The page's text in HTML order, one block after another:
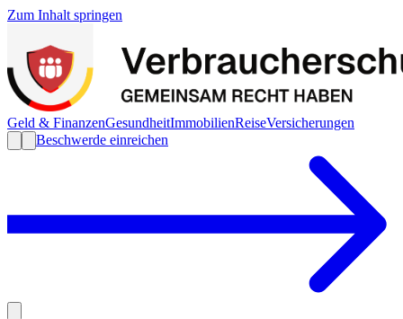
Zum Inhalt springen
Geld & FinanzenGesundheitImmobilienReiseVersicherungen
Beschwerde einreichen